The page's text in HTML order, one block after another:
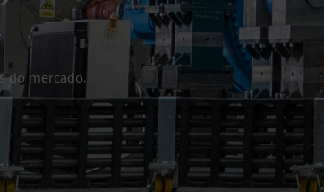
do mercado